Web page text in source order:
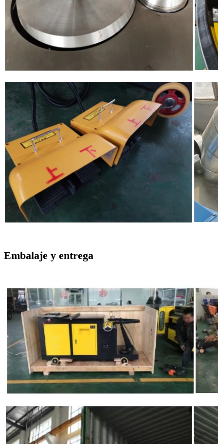
Embalaje y entrega